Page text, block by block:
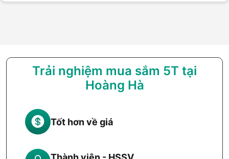
Trải nghiệm mua sắm 5T tại
Hoàng Hà
Tốt hơn về giá